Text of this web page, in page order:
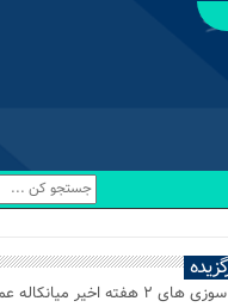
اخیر میانکاله عمدی بود